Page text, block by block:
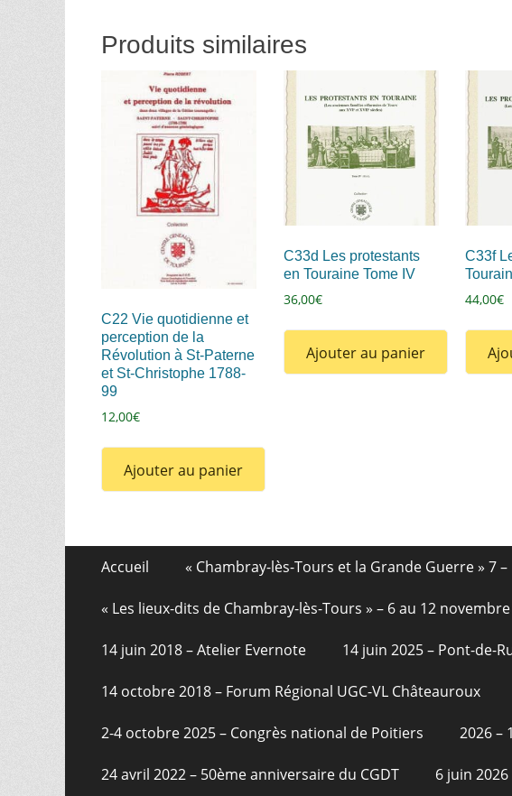
Produits similaires
C22 Vie quotidienne et
perception de la
Révolution à St-Paterne
et St-Christophe 1788-
99
12,00€
Ajouter au panier
C33d Les protestants
en Touraine Tome IV
36,00€
Ajouter au panier
C33f
44,00€
Menu
de
page
contenu
Accueil « Chambray-lès-Tours et la Grande Guerre » 7
« Les lieux-dits de Chambray-lès-Tours » – 6 au 12
14 juin 2018 – Atelier Evernote 14 juin 2025 – Pont-de-
14 octobre 2018 – Forum Régional UGC-VL Châteauroux
2-4 octobre 2025 – Congrès national de Poitiers 2026 –
24 avril 2022 – 50ème anniversaire du CGDT 6 juin